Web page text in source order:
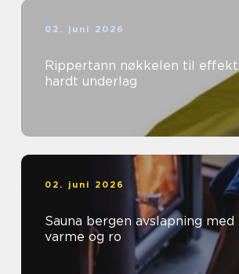
02. juni 2026
Rippertann nøkkelen til effektiv graving i
hardt underlag
02. juni 2026
Sauna bergen avslapning med fjord,
varme og ro